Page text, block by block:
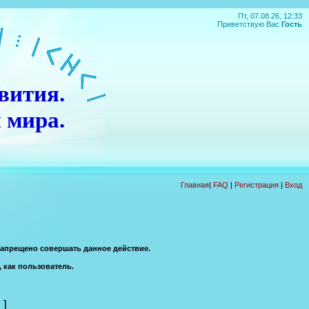
Пт, 07.08.26, 12:33
Приветствую Вас Гость
мира.
Главная| FAQ | Регистрация | Вход
совершать данное действие.
как пользователь.
]